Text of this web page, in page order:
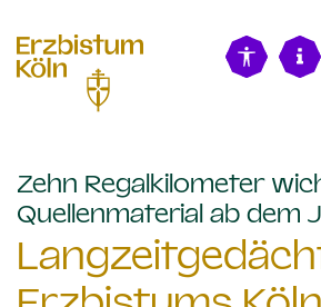
Zehn Regalkilometer
Quellenmaterial ab dem